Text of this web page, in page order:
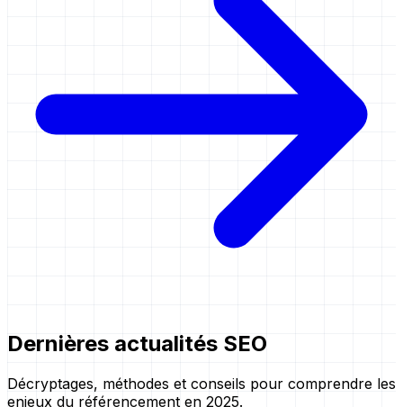
Dernières actualités SEO
Décryptages, méthodes et conseils pour comprendre les
enjeux du référencement en 2025.